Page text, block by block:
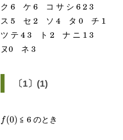
ク 6 ケ 6 コ サ シ 6 2 3
ス 5 セ 2 ソ 4 タ 0 チ 1
ツ テ 4 3 ト 2 ナ ニ 1 3
ヌ0 ネ 3
〔1〕(1)
f(0)
f(0) ≦ 6 のとき